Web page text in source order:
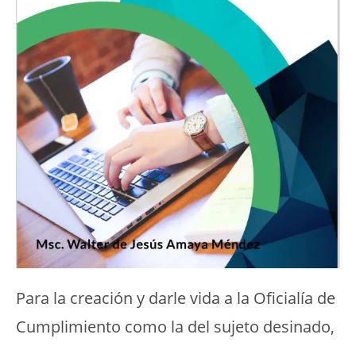
Para la creación y darle vida a la Oficialía de
Cumplimiento como la del sujeto desinado,